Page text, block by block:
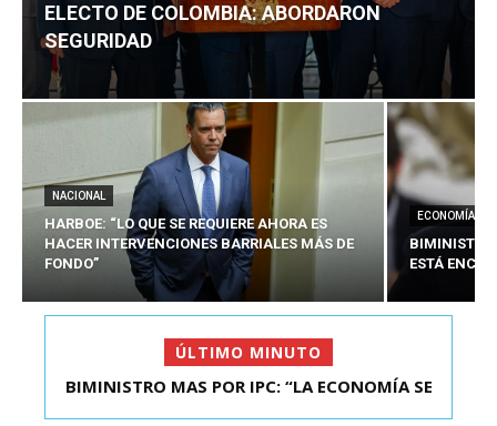
ELECTO DE COLOMBIA: ABORDARON
SEGURIDAD
NACIONAL
HARBOE: “LO QUE SE REQUIERE AHORA ES
HACER INTERVENCIONES BARRIALES MÁS DE
FONDO”
ECONOMÍA
BIMINISTRO
ESTÁ
ÚLTIMO MINUTO
KAST SE REUNIÓ CON EL PRESIDENTE ELECTO DE
BIMINISTRO MAS POR IPC: “LA ECONOMÍA SE